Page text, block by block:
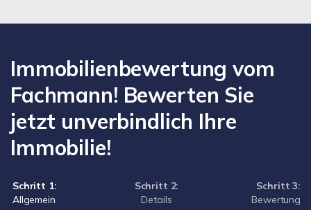
Immobilienbewertung vom
Fachmann! Bewerten Sie
jetzt unverbindlich Ihre
Immobilie!
Schritt 1:
Allgemein
Schritt 2:
Details
Schritt 3:
Bewertung